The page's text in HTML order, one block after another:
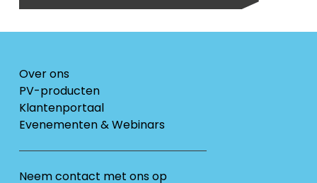
Over ons
PV-producten
Klantenportaal
Evenementen & Webinars
Neem contact met ons op